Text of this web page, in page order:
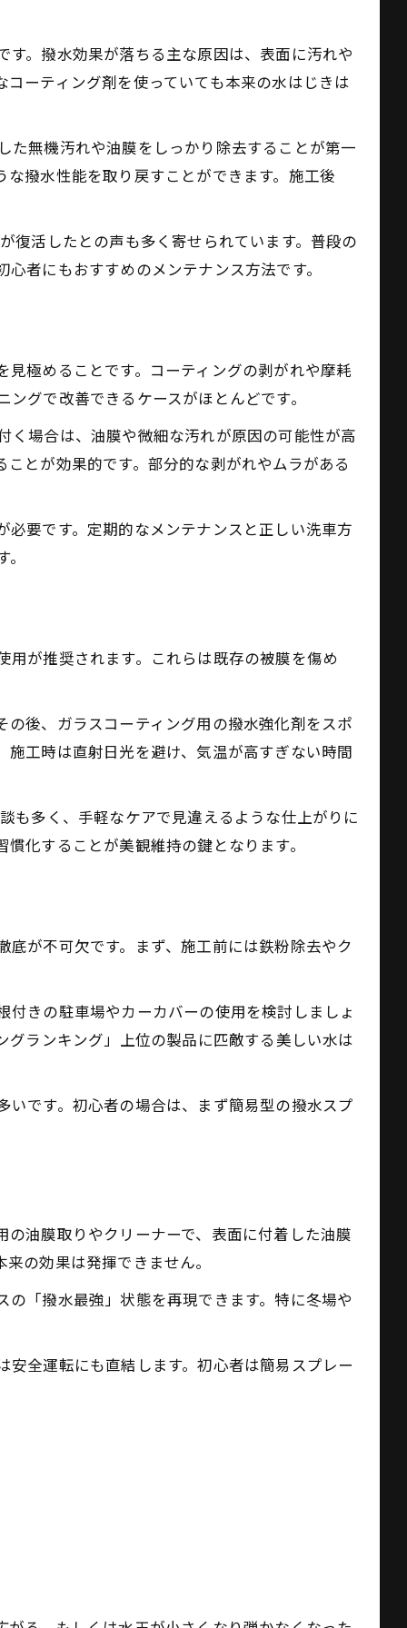
。撥水効果が落ちる主な原因は、表面に汚れや
ーティング剤を使っていても本来の水はじきは
た無機汚れや油膜をしっかり除去することが第一
撥水性能を取り戻すことができます。施工後
復活したとの声も多く寄せられています。普段の
者にもおすすめのメンテナンス方法です。
極めることです。コーティングの剥がれや摩耗
グで改善できるケースがほとんどです。
く場合は、油膜や微細な汚れが原因の可能性が高
とが効果的です。部分的な剥がれやムラがある
要です。定期的なメンテナンスと正しい洗車方
が推奨されます。これらは既存の被膜を傷め
後、ガラスコーティング用の撥水強化剤をスポ
工時は直射日光を避け、気温が高すぎない時間
も多く、手軽なケアで見違えるような仕上がりに
化することが美観維持の鍵となります。
が不可欠です。まず、施工前には鉄粉除去やク
きの駐車場やカーカバーの使用を検討しましょ
ランキング」上位の製品に匹敵する美しい水は
です。初心者の場合は、まず簡易型の撥水スプ
油膜取りやクリーナーで、表面に付着した油膜
の効果は発揮できません。
「撥水最強」状態を再現できます。特に冬場や
全運転にも直結します。初心者は簡易スプレー